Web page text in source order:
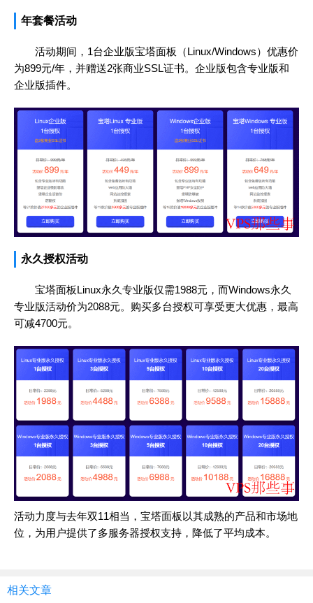
年套餐活动
活动期间，1台企业版宝塔面板（Linux/Windows）优惠价
为899元/年，并赠送2张商业SSL证书。企业版包含专业版和
企业版插件。
永久授权活动
宝塔面板Linux永久专业版仅需1988元，而Windows永久
专业版活动价为2088元。购买多台授权可享受更大优惠，最高
可减4700元。
活动力度与去年双11相当，宝塔面板以其成熟的产品和市场地
位，为用户提供了多服务器授权支持，降低了平均成本。
相关文章